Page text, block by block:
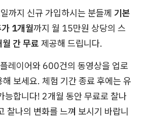
까지 신규 가입하시는 분들께 기본
1개월까지 월 15만원 상당의 스
간 무료 제공해 드립니다.
레이어와 600건의 동영상을 업로
보세요. 체험 기간 종료 후에는 유
능합니다! 2개월 동안 무료로 찰나
찰나의 변화를 느껴 보시기 바랍니